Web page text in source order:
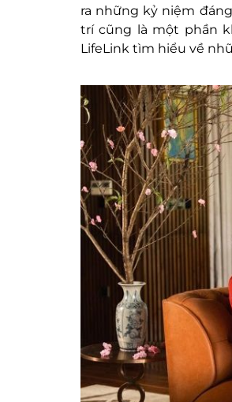
ra những kỷ niệm
trí cũng là một phần
LifeLink tìm hiểu về